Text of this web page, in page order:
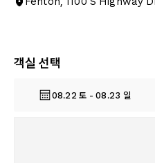
객실 선택
08.22 토 - 08.23 일